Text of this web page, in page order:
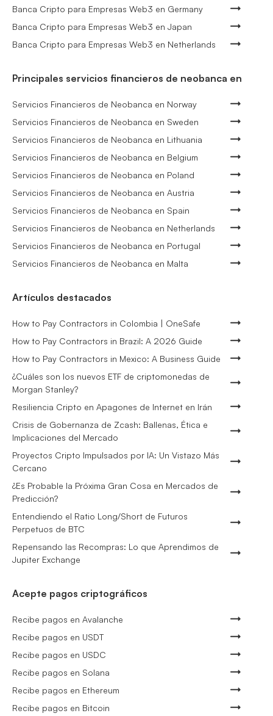
Banca Cripto para Empresas Web3 en Germany
Banca Cripto para Empresas Web3 en Japan
Banca Cripto para Empresas Web3 en Netherlands
Principales servicios financieros de neobanca en
Servicios Financieros de Neobanca en Norway
Servicios Financieros de Neobanca en Sweden
Servicios Financieros de Neobanca en Lithuania
Servicios Financieros de Neobanca en Belgium
Servicios Financieros de Neobanca en Poland
Servicios Financieros de Neobanca en Austria
Servicios Financieros de Neobanca en Spain
Servicios Financieros de Neobanca en Netherlands
Servicios Financieros de Neobanca en Portugal
Servicios Financieros de Neobanca en Malta
Artículos destacados
How to Pay Contractors in Colombia | OneSafe
How to Pay Contractors in Brazil: A 2026 Guide
How to Pay Contractors in Mexico: A Business Guide
¿Cuáles son los nuevos ETF de criptomonedas de
Morgan Stanley?
Resiliencia Cripto en Apagones de Internet en Irán
Crisis de Gobernanza de Zcash: Ballenas, Ética e
Implicaciones del Mercado
Proyectos Cripto Impulsados por IA: Un Vistazo Más
Cercano
¿Es Probable la Próxima Gran Cosa en Mercados de
Predicción?
Entendiendo el Ratio Long/Short de Futuros
Perpetuos de BTC
Repensando las Recompras: Lo que Aprendimos de
Jupiter Exchange
Acepte pagos criptográficos
Recibe pagos en Avalanche
Recibe pagos en USDT
Recibe pagos en USDC
Recibe pagos en Solana
Recibe pagos en Ethereum
Recibe pagos en Bitcoin